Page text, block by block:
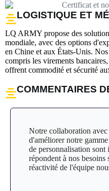
LOGISTIQUE ET
LQ ARMY propose des
mondiale, avec des options
en Chine et aux États-Unis.
compris les virements
offrent commodité et sécurité
COMMENTAIRES
Notre collaboration
d'améliorer notre
de personnalisation
répondent à nos
réactivité de l'équipe